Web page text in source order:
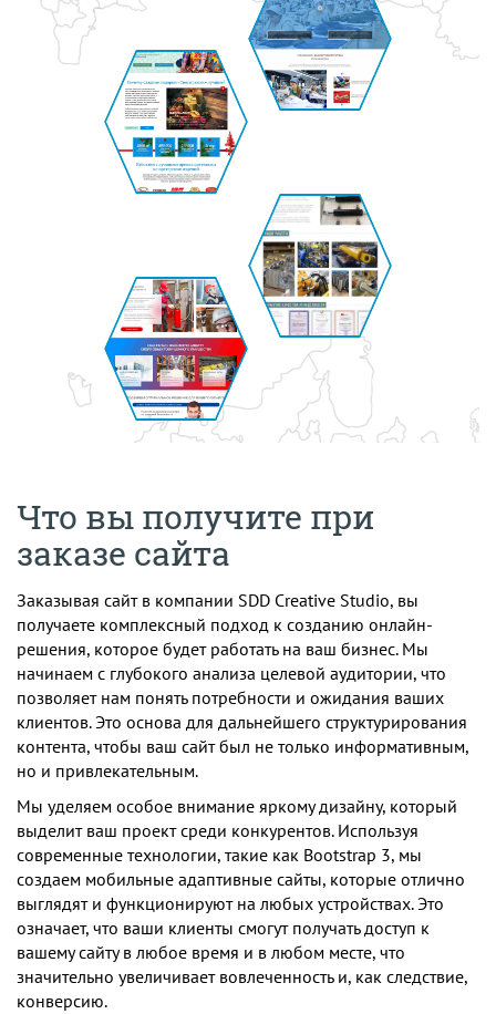
Что вы получите при
заказе сайта
Заказывая сайт в компании SDD Creative Studio, вы
получаете комплексный подход к созданию онлайн-
решения, которое будет работать на ваш бизнес. Мы
начинаем с глубокого анализа целевой аудитории, что
позволяет нам понять потребности и ожидания ваших
клиентов. Это основа для дальнейшего структурирования
контента, чтобы ваш сайт был не только информативным,
но и привлекательным.
Мы уделяем особое внимание яркому дизайну, который
выделит ваш проект среди конкурентов. Используя
современные технологии, такие как Bootstrap 3, мы
создаем мобильные адаптивные сайты, которые отлично
выглядят и функционируют на любых устройствах. Это
означает, что ваши клиенты смогут получать доступ к
вашему сайту в любое время и в любом месте, что
значительно увеличивает вовлеченность и, как следствие,
конверсию.